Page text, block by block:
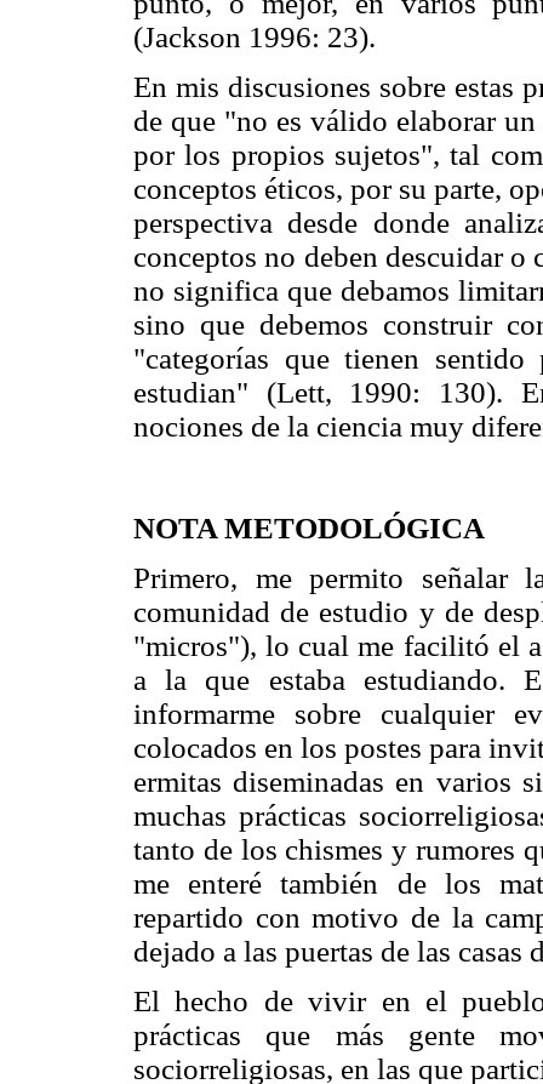
(Jackson 1996: 23).
En mis discusiones sobre estas
de que "no es válido elaborar
por los propios sujetos", tal
conceptos éticos, por su parte,
perspectiva desde donde
conceptos no deben descuidar
no significa que debamos
sino que debemos construir
"categorías que tienen
estudian" (Lett, 1990: 130).
nociones de la ciencia muy
NOTA METODOLÓGICA
Primero, me permito señalar
comunidad de estudio y de
"micros"), lo cual me facilitó el
a la que estaba estudiando.
informarme sobre cualquier
colocados en los postes para
ermitas diseminadas en varios
muchas prácticas
tanto de los chismes y rumores
me enteré también de los
repartido con motivo de la
dejado a las puertas de las casas
El hecho de vivir en el
prácticas que más gente
sociorreligiosas, en las que